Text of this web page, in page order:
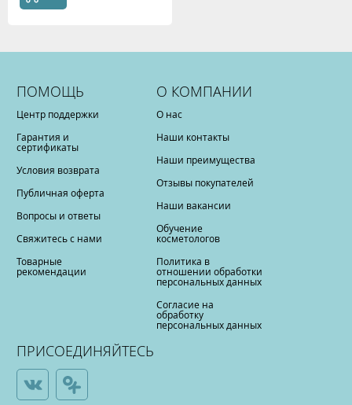
ПОМОЩЬ
Центр поддержки
Гарантия и
сертификаты
Условия возврата
Публичная оферта
Вопросы и ответы
Свяжитесь с нами
Товарные
рекомендации
О КОМПАНИИ
О нас
Наши контакты
Наши преимущества
Отзывы покупателей
Наши вакансии
Обучение
косметологов
Политика в
отношении обработки
персональных данных
Согласие на
обработку
персональных данных
ПРИСОЕДИНЯЙТЕСЬ